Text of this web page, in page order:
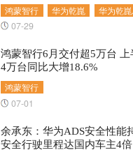
鸿蒙智行 华为乾崑 华为乾
07-29
鸿蒙智行
鸿蒙智行6月交付超5万台
4万台同比大增18.6%
07-01
余承东：华为ADS安全性能
安全行驶里程达国内车主4倍